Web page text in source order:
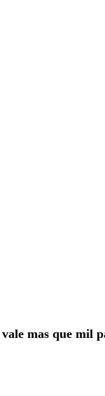
mas que mil